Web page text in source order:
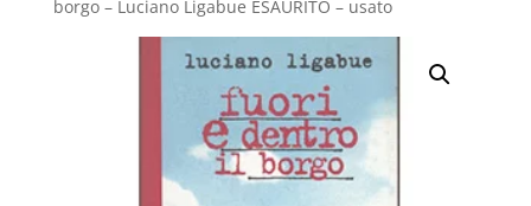
borgo – Luciano Ligabue ESAURITO – usato